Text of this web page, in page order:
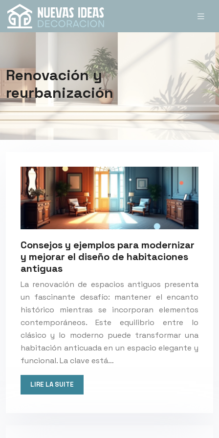
Renovación y
reurbanización
Consejos y ejemplos para modernizar
y mejorar el diseño de habitaciones
antiguas
La renovación de espacios antiguos presenta
un fascinante desafío: mantener el encanto
histórico mientras se incorporan elementos
contemporáneos. Este equilibrio entre lo
clásico y lo moderno puede transformar una
habitación anticuada en un espacio elegante y
funcional. La clave está…
LIRE LA SUITE